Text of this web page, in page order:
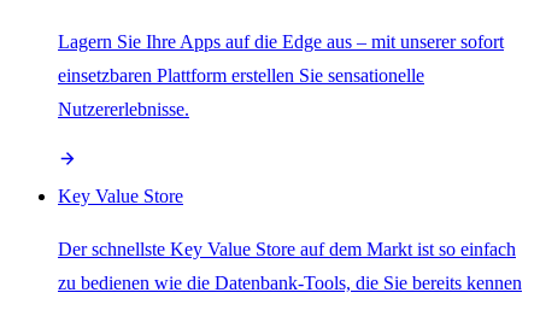
Lagern Sie Ihre Apps auf die Edge aus – mit unserer sofort
einsetzbaren Plattform erstellen Sie sensationelle
Nutzererlebnisse.
Key Value Store
Der schnellste Key Value Store auf dem Markt ist so einfach
zu bedienen wie die Datenbank-Tools, die Sie bereits kennen